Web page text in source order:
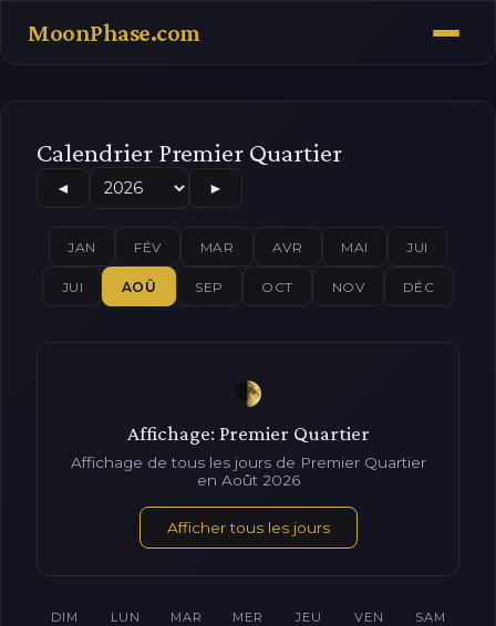
MoonPhase.com
Calendrier Premier Quartier
◄ ►
JAN FÉV MAR AVR MAI JUI
JUI AOÛ SEP OCT NOV DÉC
Affichage: Premier Quartier
Affichage de tous les jours de Premier Quartier
en Août 2026
Afficher tous les jours
DIM LUN MAR MER JEU VEN SAM